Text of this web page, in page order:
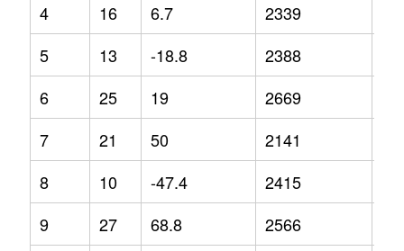
4
16 6.7 2339
5
13 -18.8 2388
6
25 19 2669
7
21 50 2141
8
10 -47.4 2415
9
27 68.8 2566